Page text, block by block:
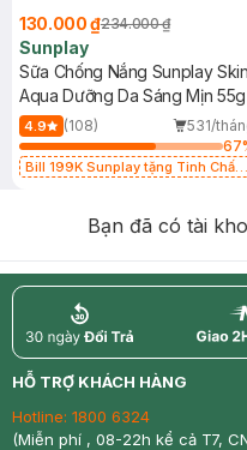
130.000 ₫234.000 ₫
Sunplay
Sữa Chống Nắng Sunplay Skin
Aqua Dưỡng Da Sáng Mịn 55g
4.9 (108)
531/
67
Bill 199K Sunplay tặng Tinh Chất
Bạn đã có tài
return
HỖ TRỢ KHÁCH HÀNG
Hotline: 1800 6324
(Miễn phí , 08-22h kể cả T7,